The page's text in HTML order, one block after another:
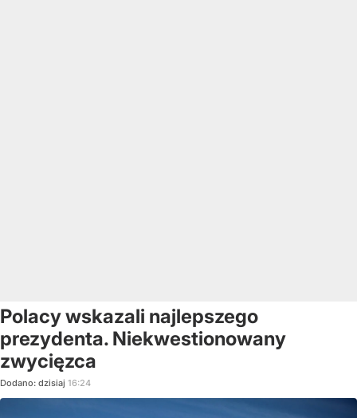
Polacy wskazali najlepszego
prezydenta. Niekwestionowany
zwycięzca
Dodano: dzisiaj 16:24